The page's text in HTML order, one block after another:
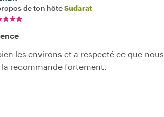
de ton hôteSudarat
les environs et a respecté ce que nous
recommande fortement.